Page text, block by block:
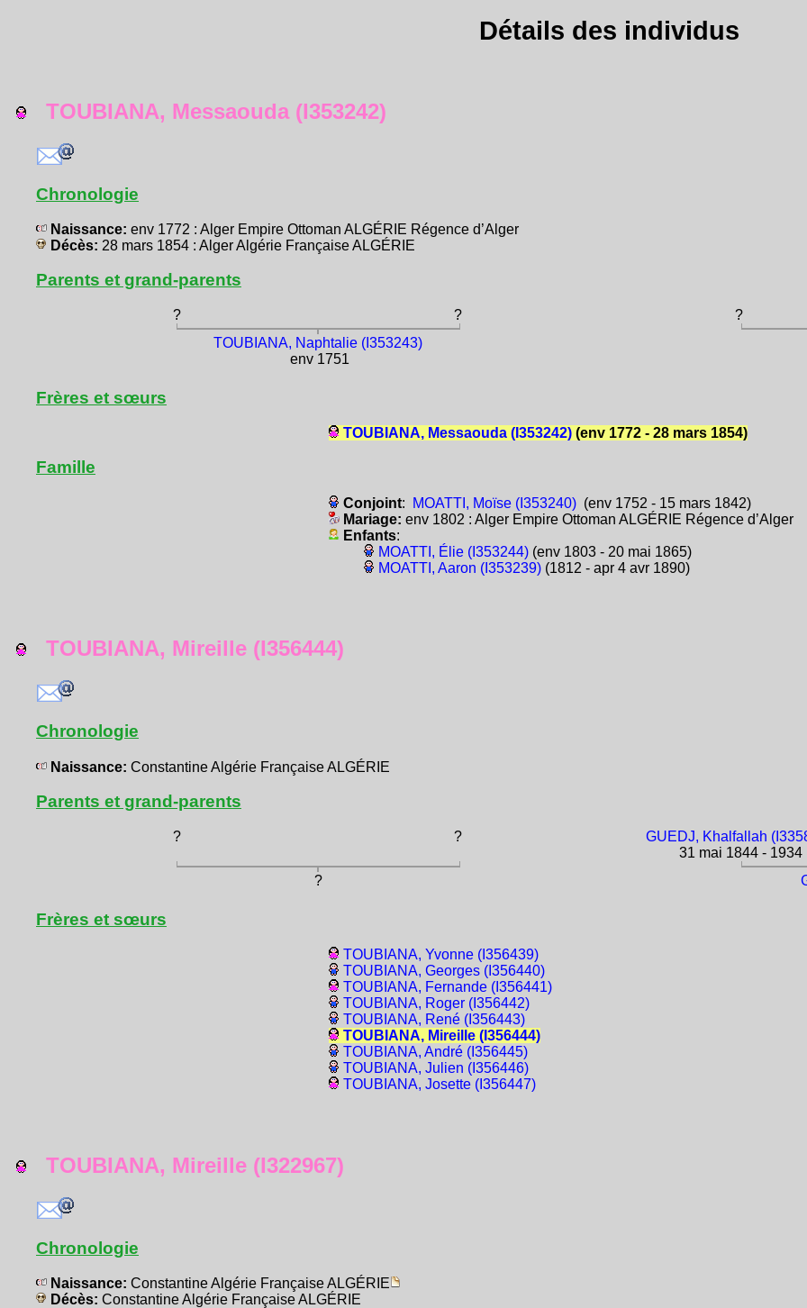
Détails des individus
TOUBIANA, Messaouda (I353242)
Chronologie
Naissance: env 1772 : Alger Empire Ottoman ALGÉRIE Régence d’Alger
Décès: 28 mars 1854 : Alger Algérie Française ALGÉRIE
Parents et grand-parents
? ?
?
TOUBIANA, Naphtalie (I353243)
env 1751
Frères et sœurs
TOUBIANA, Messaouda (I353242) (env 1772 - 28 mars 1854)
Famille
Conjoint: MOATTI, Moïse (I353240) (env 1752 - 15 mars 1842)
Mariage:env 1802 : Alger Empire Ottoman ALGÉRIE Régence d’Alger
Enfants:
MOATTI, Élie (I353244) (env 1803 - 20 mai 1865)
MOATTI, Aaron (I353239) (1812 - apr 4 avr 1890)
TOUBIANA, Mireille (I356444)
Chronologie
Naissance: Constantine Algérie Française ALGÉRIE
Parents et grand-parents
? ?
GUEDJ, Khalfallah
31 mai 1844 - 1934
?
Frères et sœurs
TOUBIANA, Yvonne (I356439)
TOUBIANA, Georges (I356440)
TOUBIANA, Fernande (I356441)
TOUBIANA, Roger (I356442)
TOUBIANA, René (I356443)
TOUBIANA, Mireille (I356444)
TOUBIANA, André (I356445)
TOUBIANA, Julien (I356446)
TOUBIANA, Josette (I356447)
TOUBIANA, Mireille (I322967)
Chronologie
Naissance: Constantine Algérie Française ALGÉRIE
Décès: Constantine Algérie Française ALGÉRIE